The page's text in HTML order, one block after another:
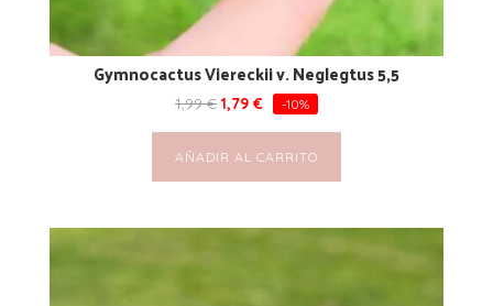
Gymnocactus Viereckii v. Neglegtus 5,5
1,99€ 1,79 € -10%
AÑADIR AL CARRITO